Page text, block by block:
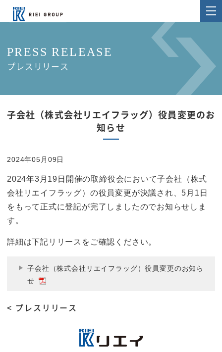
PRESS RELEASE
プレスリリース
子会社（株式会社リエイフラッグ）役員変更のお
知らせ
2024年05月09日
2024年3月19日開催の取締役会において子会社（株式
会社リエイフラッグ）の役員変更が決議され、5月1日
をもって正式に登記が完了しましたのでお知らせしま
す。
詳細は下記リリースをご確認ください。
子会社（株式会社リエイフラッグ）役員変更のお知ら
せ
< プレスリリース